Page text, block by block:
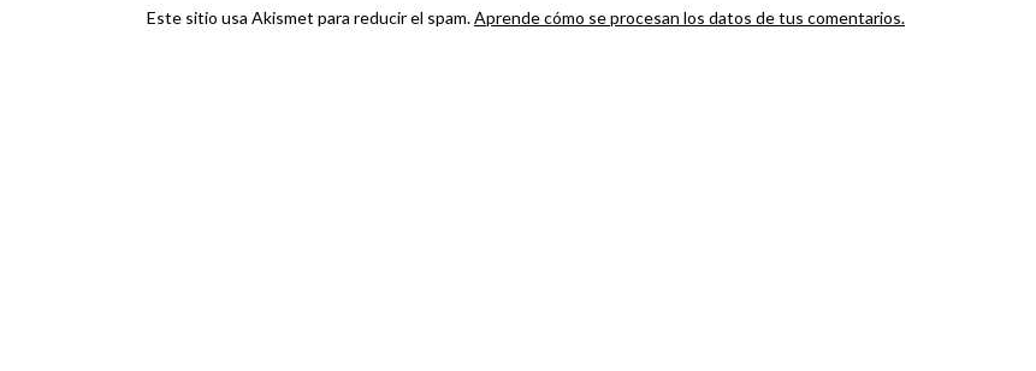
Este sitio usa Akismet para reducir el spam.Aprende cómo se procesan los datos de tus comentarios.